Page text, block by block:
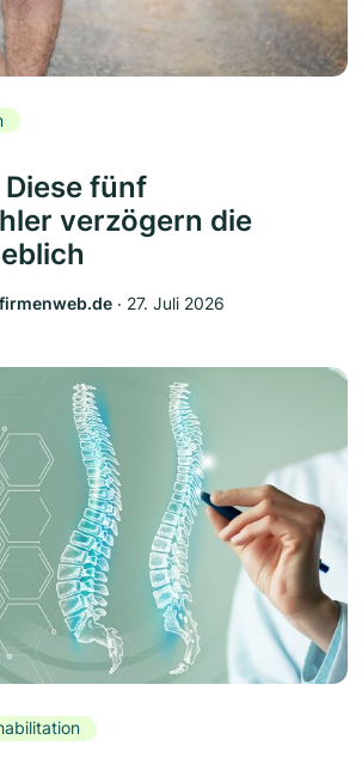
fünf
verzögern die
‧ 27. Juli 2026